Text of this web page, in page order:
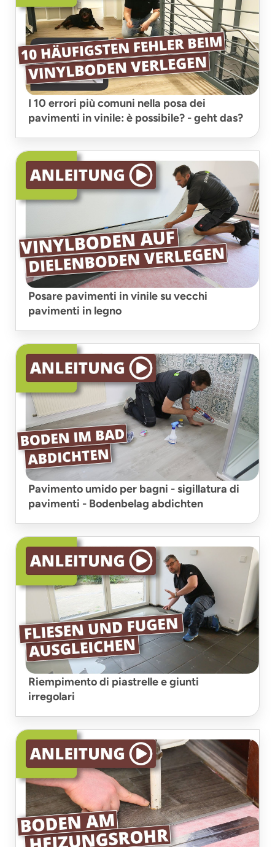
I 10 errori più comuni nella posa dei
pavimenti in vinile: è possibile? - geht das?
Posare pavimenti in vinile su vecchi
pavimenti in legno
Pavimento umido per bagni - sigillatura di
pavimenti - Bodenbelag abdichten
Riempimento di piastrelle e giunti
irregolari